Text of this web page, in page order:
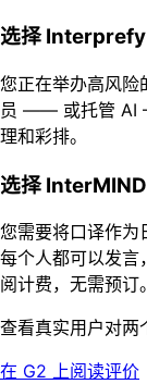
选择
您正在举办高风险
员 —— 或托管 AI
理和彩排。
选择
您需要将口译作为
每个人都可以发
阅计费，无需预订。
查看真实用户对两
在 G2 上阅读评价